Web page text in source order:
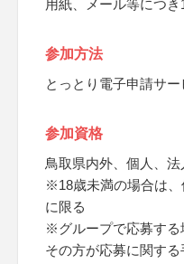
用紙、メール等につき
参加方法
とっとり電子申請サ
参加資格
鳥取県内外、個人、
※18歳未満の場合は
に限る
※グループで応募する
その方が応募に関す